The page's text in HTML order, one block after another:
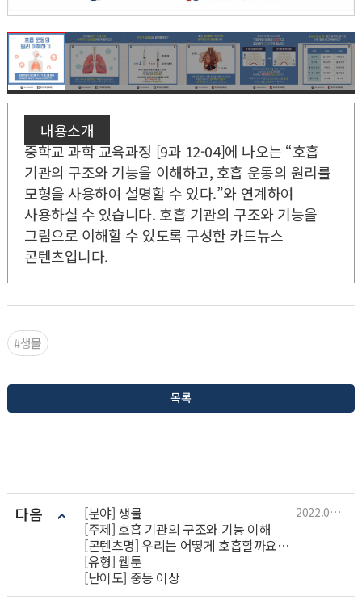
내용소개
중학교 과학 교육과정 [9과 12-04]에 나오는 “호흡
기관의 구조와 기능을 이해하고, 호흡 운동의 원리를
모형을 사용하여 설명할 수 있다.”와 연계하여
사용하실 수 있습니다. 호흡 기관의 구조와 기능을
그림으로 이해할 수 있도록 구성한 카드뉴스
콘텐츠입니다.
#생물
목록
다음
[분야] 생물
[주제] 호흡 기관의 구조와 기능 이해
[콘텐츠명] 우리는 어떻게 호흡할까요?(전개)
[유형] 웹툰
[난이도] 중등 이상
2022.04.05